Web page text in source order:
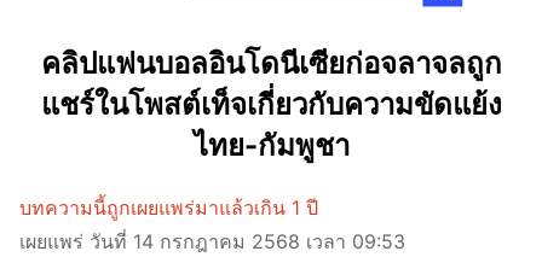
คลิปแฟนบอลอินโดนีเซียก่อจลาจลถูก
แชร์ในโพสต์เท็จเกี่ยวกับความขัดแย้ง
ไทย-กัมพูชา
บทความนี้ถูกเผยแพร่มาแล้วเกิน 1 ปี
เผยแพร่ วันที่ 14 กรกฎาคม 2568 เวลา 09:53